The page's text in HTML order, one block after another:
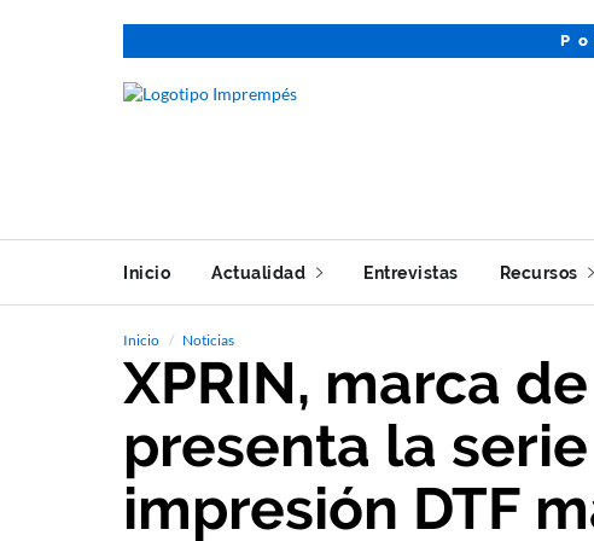
Inicio Actualidad Entrevistas Recursos
Inicio Noticias
XPRIN, marca
presenta la
impresión DTF